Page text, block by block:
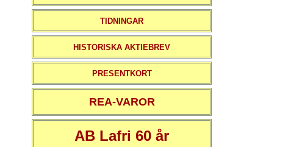
TIDNINGAR
HISTORISKA AKTIEBREV
PRESENTKORT
REA-VAROR
AB Lafri 60 år